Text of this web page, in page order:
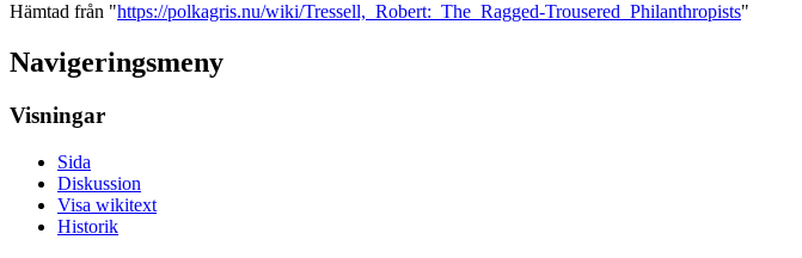
Hämtad från "https://polkagris.nu/wiki/Tressell,_Robert:_The_Ragged-Trousered_Philanthropists"
Navigeringsmeny
Visningar
Sida
Diskussion
Visa wikitext
Historik